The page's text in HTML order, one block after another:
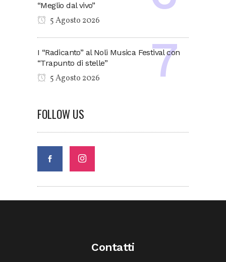
“Meglio dal vivo”
5 Agosto 2026
I “Radicanto” al Noli Musica Festival con
“Trapunto di stelle”
5 Agosto 2026
FOLLOW US
Contatti